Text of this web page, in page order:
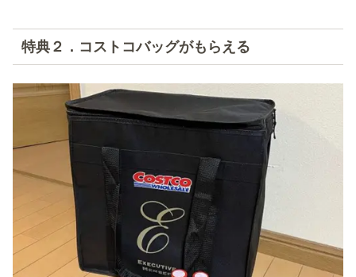
特典２．コストコバッグがもらえる